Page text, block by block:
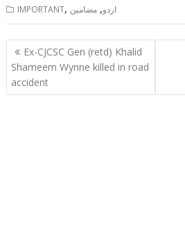
IMPORTANT, اردو, مضامین
Post
navigation
Ex-CJCSC Gen (retd) Khalid
Shameem Wynne killed in road
accident